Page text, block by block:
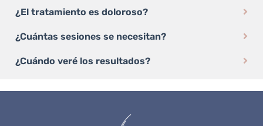
¿El tratamiento es doloroso?
¿Cuántas sesiones se necesitan?
¿Cuándo veré los resultados?